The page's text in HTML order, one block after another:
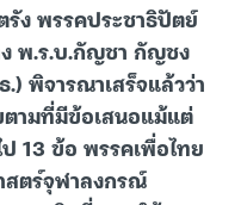
ง พรรคประชาธิปัตย์
พ.ร.บ.กัญชา กัญชง
พิจารณาเสร็จแล้วว่า
ตามที่มีข้อเสนอแม้แต่
13 ข้อ พรรคเพื่อไทย
สตร์จุฬาลงกรณ์